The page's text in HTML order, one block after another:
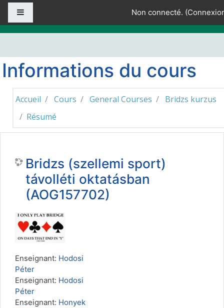
Passer au contenu principal
Non connecté. (
Informations du cours
Accueil Cours General Courses
Bridzs kurzus
Résumé
Bridzs (szellemi sport)
távolléti oktatásban
(AOG157702)
Enseignant: Hodosi
Péter
Enseignant: Hodosi
Péter
Enseignant: Honyek